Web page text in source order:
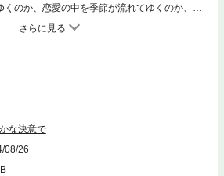
のか、恋愛の中を季節が流れてゆくのか、だ
き換えても、そのすぐそばに四季の彩りが在り
心を歌い上げた詩集です。第１回マイナビeBo
な決意で
08/26